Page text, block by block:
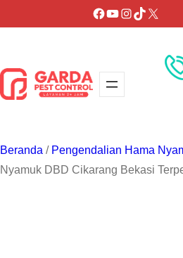
ke
Facebook
YouTube
Instagram
TikTok
X
Beranda / Pengendalian Hama
Nyamuk DBD Cikarang Bekasi